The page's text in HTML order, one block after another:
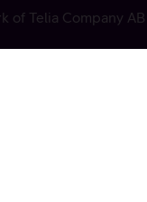
of Telia Company AB